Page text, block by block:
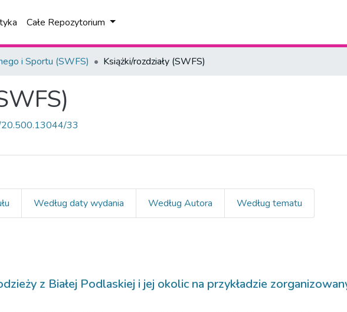
Całe Repozytorium
i Sportu (SWFS) Książki/rozdziały (SWFS)
20.500.13044/33
Według daty wydania Według Autora Według tematu
z Białej Podlaskiej i jej okolic na przykładzie